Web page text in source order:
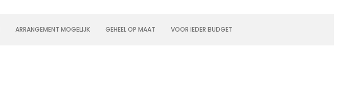
ARRANGEMENT MOGELIJK GEHEEL OP MAAT VOOR IEDER BUDGET